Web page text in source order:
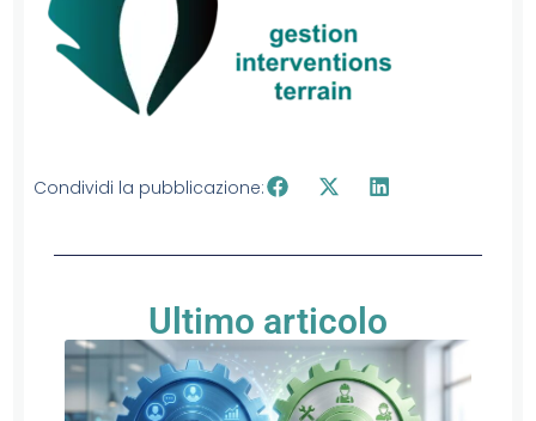
Condividi la pubblicazione:
Ultimo articolo